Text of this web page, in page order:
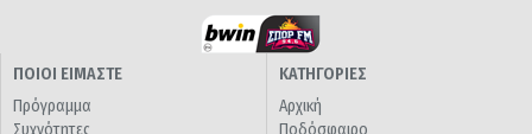
ΠΟΙΟΙ ΕΙΜΑΣΤΕ
Πρόγραμμα
Συχνότητες
ΚΑΤΗΓΟΡΙΕΣ
Αρχική
Ποδόσφαιρο